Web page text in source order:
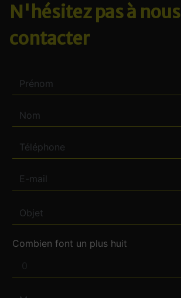
N'hésitez pas à nous
contacter
Combien font un plus huit